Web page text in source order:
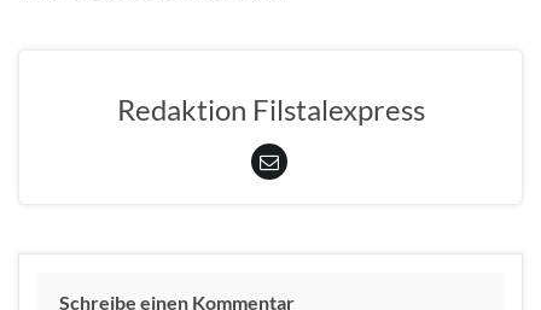
Redaktion Filstalexpress
Schreibe einen Kommentar